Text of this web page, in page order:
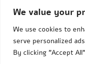
We value your
We use cookies to
serve personalized
By clicking "Accept
© Aneta Grenda Życie i